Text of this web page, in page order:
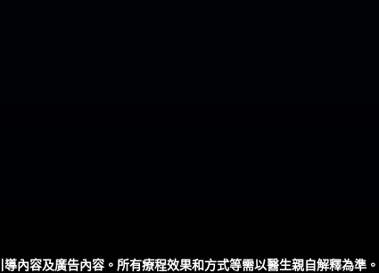
內容及廣告內容。所有療程效果和方式等需以醫生親自解釋為準。